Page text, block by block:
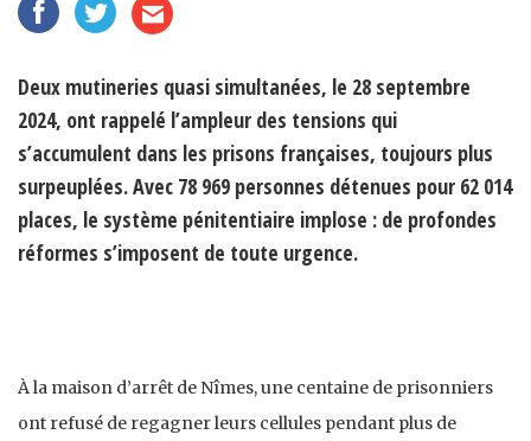
Deux mutineries quasi simultanées, le 28 septembre
2024, ont rappelé l’ampleur des tensions qui
s’accumulent dans les prisons françaises, toujours plus
surpeuplées. Avec 78 969 personnes détenues pour 62 014
places, le système pénitentiaire implose : de profondes
réformes s’imposent de toute urgence.
À la maison d’arrêt de Nîmes, une centaine de prisonniers
ont refusé de regagner leurs cellules pendant plus de